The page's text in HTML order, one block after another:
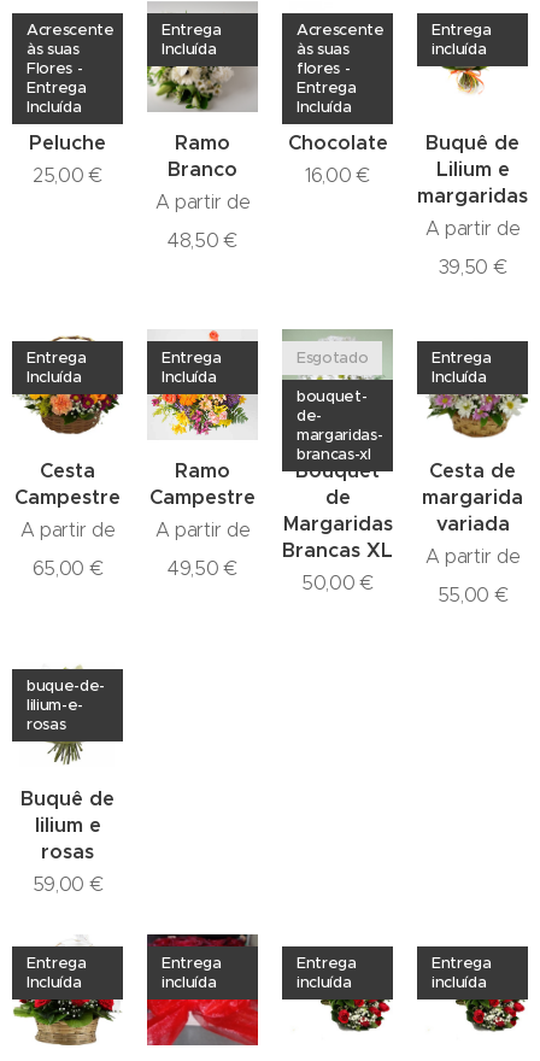
Peluche
Acrescente
às suas
Flores -
Entrega
Incluída
25,00 €
Ramo
Branco
Entrega
Incluída
A partir de
48,50 €
Chocolate
Acrescente
às suas
flores -
Entrega
Incluída
16,00 €
Buquê de
Lilium e
margaridas
Entrega
incluída
A partir de
39,50 €
Cesta
Campestre
Entrega
Incluída
A partir de
65,00 €
Ramo
Campestre
Entrega
Incluída
A partir de
49,50 €
Bouquet
de
Margaridas
Brancas XL
Esgotado
bouquet-
de-
margaridas-
brancas-xl
50,00 €
Cesta de
margarida
variada
Entrega
Incluída
A partir de
55,00 €
Buquê de
lilium e
rosas
buque-de-
lilium-e-
rosas
59,00 €
Entrega
Incluída
Entrega
incluída
Entrega
incluída
Entrega
incluída